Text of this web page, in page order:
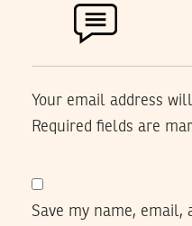
Your email address
Required fields are
Save my name, email,